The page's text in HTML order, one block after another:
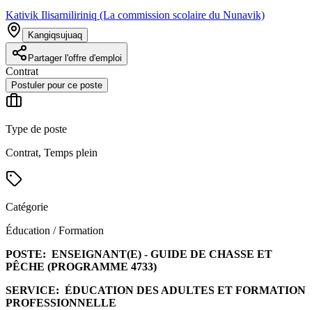
Kativik Ilisarniliriniq (La commission scolaire du Nunavik)
Kangiqsujuaq
Partager l'offre d'emploi
Contrat
Postuler pour ce poste
Type de poste
Contrat, Temps plein
Catégorie
Éducation / Formation
POSTE: ENSEIGNANT(E) - GUIDE DE CHASSE ET
PÊCHE (PROGRAMME 4733)
SERVICE: ÉDUCATION DES ADULTES ET FORMATION
PROFESSIONNELLE